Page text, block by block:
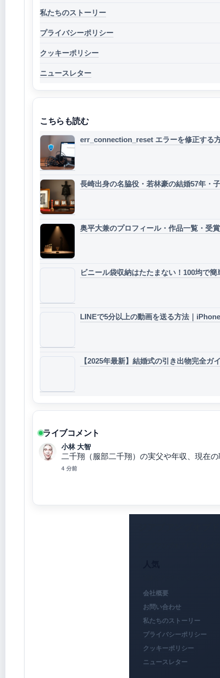
私たちのストーリー
プライバシーポリシー
クッキーポリシー
ニュースレター
こちらも読む
err_connection_reset エラーを修正する
長崎出身の名脇役・若林豪の結婚57年・
奥平大兼のプロフィール・作品一覧・受
ビニール袋収納はたたまない！100均で簡
LINEで5分以上の動画を送る方法｜
【2025年最新】結婚式の引き出物完全
ライブコメント
小林 大智
二千翔（服部二千翔）の実父や年収、現在
4 分前
会社概要
お問い合わせ
私たちのストーリー
プライバシーポリシー
クッキーポリシー
ニュースレター